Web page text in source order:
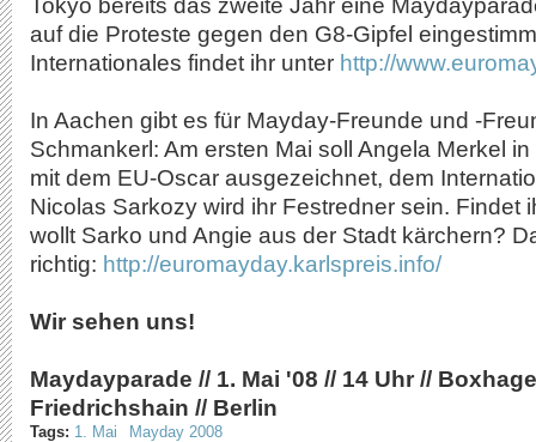
auf die Proteste gegen den G8-Gipfel
Internationales findet ihr unter http://
In Aachen gibt es für Mayday-Freunde und -
Schmankerl: Am ersten Mai soll Angela Merkel
mit dem EU-Oscar ausgezeichnet, dem
Nicolas Sarkozy wird ihr Festredner sein. Findet
wollt Sarko und Angie aus der Stadt kärchern?
richtig: http://euromayday.karlspreis.info/
Wir sehen uns!
Maydayparade // 1. Mai '08 // 14 Uhr //
Friedrichshain // Berlin
Tags: 1. Mai Mayday 2008